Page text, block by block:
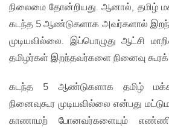
நிலைமை தோன்றியது. ஆனால், தமிழ்
கடந்த 5 ஆண்டுகளாக அவர்களால்
முடியவில்லை. இப்பொழுது ஆட்சி
தமிழர்கள் இறந்தவர்களை நினைவு கூரக்
கடந்த 5 ஆண்டுகளாக தமிழ்
நினைவுகூர முடியவில்லை என்பது
காணாமற் போனவர்களையும்